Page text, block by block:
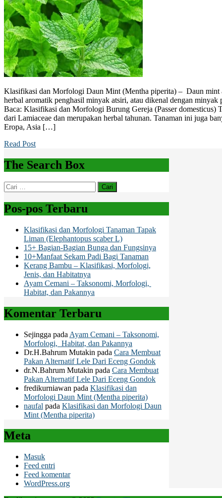
Klasifikasi dan Morfologi Daun Mint (Mentha piperita) – Daun mint
herbal aromatik penghasil minyak atsiri, atau dikenal dengan minyak
Baca: Klasifikasi dan Morfologi Burung Gereja (Passer domesticus)
dari Lamiaceae dan merupakan herbal tahunan. Tanaman ini juga
Eropa, Asia […]
Read Post
The Search Box
Cari
untuk:
Pos-pos Terbaru
Klasifikasi dan Morfologi Tanaman Tapak
Liman (Elephantopus scaber L)
15+ Bagian-Bagian Bunga dan Fungsinya
10+Manfaat Sekam Padi Bagi Tanaman
Kerang Bambu – Klasifikasi, Morfologi,
Jenis, dan Habitatnya
Ayam Cemani – Taksonomi, Morfologi,
Habitat, dan Pakannya
Komentar Terbaru
Sejingga pada Ayam Cemani – Taksonomi,
Morfologi, Habitat, dan Pakannya
Dr.H.Bahrum Mutakin pada Cara Membuat
Pakan Alternatif Lele Dari Eceng Gondok
dr.N.Bahrum Mutakin pada Cara Membuat
Pakan Alternatif Lele Dari Eceng Gondok
fredikurniawan pada Klasifikasi dan
Morfologi Daun Mint (Mentha piperita)
naufal pada Klasifikasi dan Morfologi Daun
Mint (Mentha piperita)
Meta
Masuk
Feed entri
Feed komentar
WordPress.org